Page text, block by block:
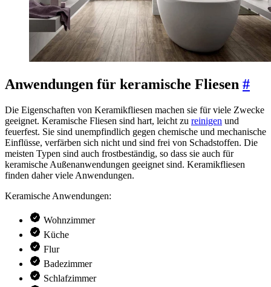
Anwendungen für keramische Fliesen #
Die Eigenschaften von Keramikfliesen machen sie für viele Zwecke
geeignet. Keramische Fliesen sind hart, leicht zu reinigen und
feuerfest. Sie sind unempfindlich gegen chemische und mechanische
Einflüsse, verfärben sich nicht und sind frei von Schadstoffen. Die
meisten Typen sind auch frostbeständig, so dass sie auch für
keramische Außenanwendungen geeignet sind. Keramikfliesen
finden daher viele Anwendungen.
Keramische Anwendungen:
Wohnzimmer
Küche
Flur
Badezimmer
Schlafzimmer